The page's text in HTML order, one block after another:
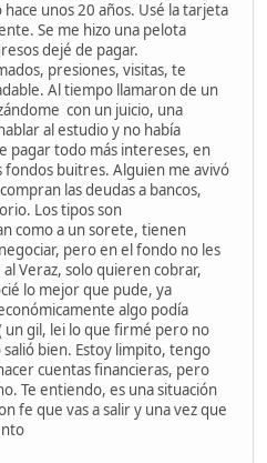
unos 20 años. Usé la tarjeta
Se me hizo una pelota
dejé de pagar.
presiones, visitas, te
Al tiempo llamaron de un
con un juicio, una
al estudio y no había
pagar todo más intereses, en
fondos buitres. Alguien me avivó
las deudas a bancos,
Los tipos son
como a un sorete, tienen
pero en el fondo no les
Veraz, solo quieren cobrar,
lo mejor que pude, ya
algo podía
un gil, lei lo que firmé pero no
bien. Estoy limpito, tengo
cuentas financieras, pero
Te entiendo, es una situación
fe que vas a salir y una vez que